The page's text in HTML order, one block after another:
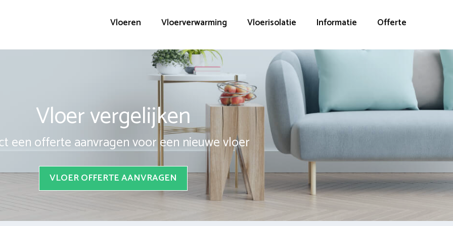
Vloeren Vloerverwarming Vloerisolatie Informatie Offerte
Vloer vergelijken
een offerte aanvragen voor een nieuwe vloer
VLOER OFFERTE AANVRAGEN